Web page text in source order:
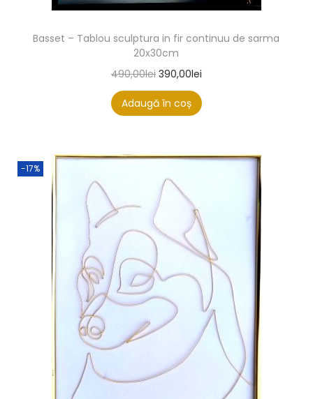
Basset – Tablou sculptura in fir continuu de sarma
20x30cm
490,00lei 390,00lei
Adaugă în coș
-17%